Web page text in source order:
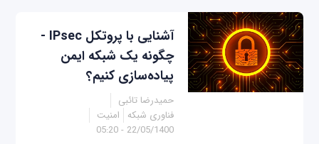
آشنایی با پروتکل IPsec -
چگونه یک شبکه ایمن
پیاده‌سازی کنیم؟
حمیدرضا تائبی
فناوری شبکه
امنیت
22/05/1400 - 05:20